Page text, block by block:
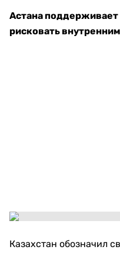
Астана поддерживает
рисковать
Казахстан обозначил